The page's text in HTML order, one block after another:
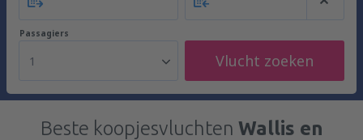
Passagiers
1 Vlucht zoeken
Beste koopjesvluchten Wallis en